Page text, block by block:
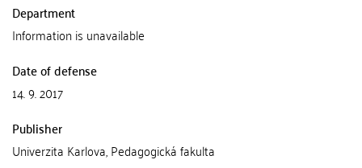
Department
Information is unavailable
Date of defense
14. 9. 2017
Publisher
Univerzita Karlova, Pedagogická fakulta